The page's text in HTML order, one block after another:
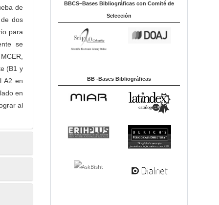
de
dos
para
se
(B1 y
A2 en
en
al
BBCS–Bases Bibliográficas con Comité de
Selección
BB -Bases Bibliográficas